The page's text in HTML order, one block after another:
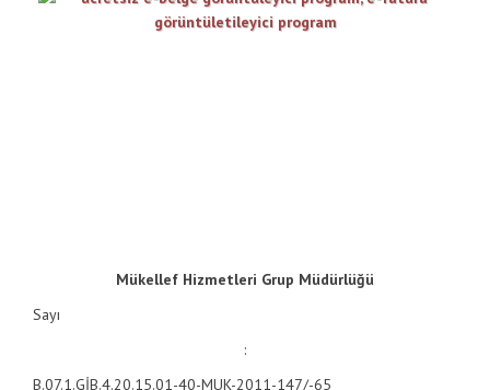
Mükellef Hizmetleri Grup Müdürlüğü
Sayı
:
B.07.1.GİB.4.20.15.01-40-MUK-2011-147/-65